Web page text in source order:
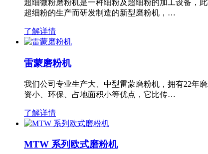
超细微粉磨粉机是一种细粉及超细粉的加工设备，
超细粉的生产而研发制造的新型磨粉机，…
了解详情
雷蒙磨粉机
我们公司专业生产大、中型雷蒙磨粉机，拥有22年
资小、环保、占地面积小等优点，它比传…
了解详情
MTW 系列欧式磨粉机